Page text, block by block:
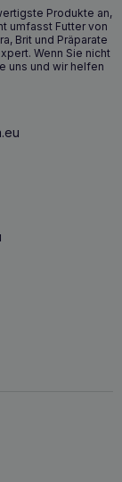
Produkte an,
umfasst Futter von
Brit und Präparate
Wenn Sie nicht
uns und wir helfen